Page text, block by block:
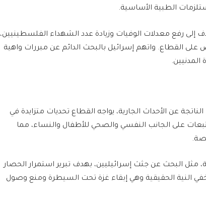
الطبية الأساسية.
إلى رفع معدلات الوفيات وزيادة عدد الشهداء الفلسطينيين،
على القطاع. واتهم إسرائيل بالبحث الدائم عن مبررات واهية
عن الأحداث الجارية، يواجه القطاع تحديات متزايدة في
على الجانب النفسي والصحي للأطفال والنساء، مما
مثل البحث عن جثث إسرائيليين، بهدف تبرير استمرار الحصار
تخفي النية الحقيقية وهي إبقاء غزة تحت السيطرة ومنع وصول